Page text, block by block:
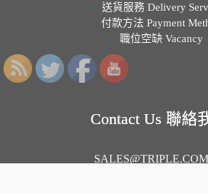
送貨服務 Delivery
付款方法 Payment
職位空缺 Vacancy
Contact Us 聯絡